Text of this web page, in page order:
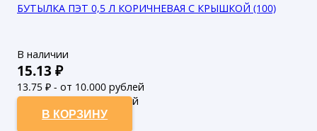
БУТЫЛКА ПЭТ 0,5 Л КОРИЧНЕВАЯ С КРЫШКОЙ (100)
В наличии
15.13 ₽
13.75 ₽ - от 10.000 рублей
12.5₽ - от 50.000 рублей
В КОРЗИНУ